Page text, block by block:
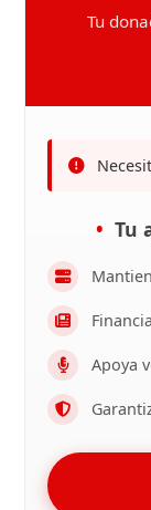
Tu
Tu
Apoya